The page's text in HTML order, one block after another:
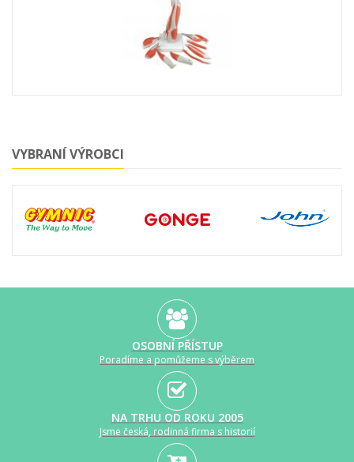
VYBRANÍ VÝROBCI
OSOBNÍ PŘÍSTUP
Poradíme a pomůžeme s výběrem
NA TRHU OD ROKU 2005
Jsme česká, rodinná firma s historií